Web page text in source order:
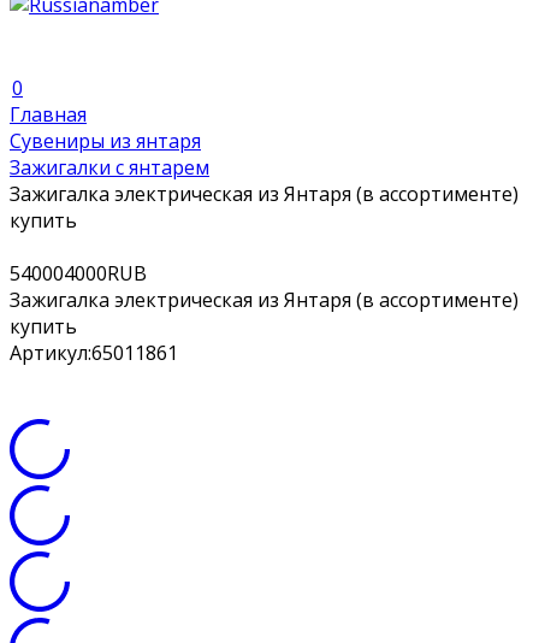
0
Главная
Сувениры из янтаря
Зажигалки с янтарем
Зажигалка электрическая из Янтаря (в ассортименте)
купить
540004000RUB
Зажигалка электрическая из Янтаря (в ассортименте)
купить
Артикул:65011861